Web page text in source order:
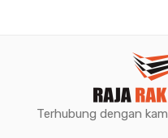
Terhubung dengan